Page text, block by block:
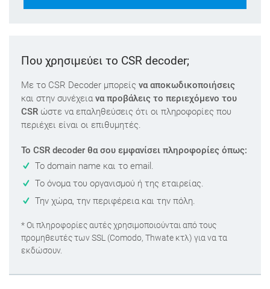
Που χρησιμεύει το CSR decoder;
Με το CSR Decoder μπορείς να αποκωδικοποιήσεις
και στην συνέχεια να προβάλεις το περιεχόμενο του
CSR ώστε να επαληθεύσεις ότι οι πληροφορίες που
περιέχει είναι οι επιθυμητές.
Το CSR decoder θα σου εμφανίσει πληροφορίες όπως:
Το domain name και το email.
Το όνομα του οργανισμού ή της εταιρείας.
Την χώρα, την περιφέρεια και την πόλη.
* Οι πληροφορίες αυτές χρησιμοποιούνται από τους
προμηθευτές των SSL (Comodo, Thwate κτλ) για να τα
εκδώσουν.